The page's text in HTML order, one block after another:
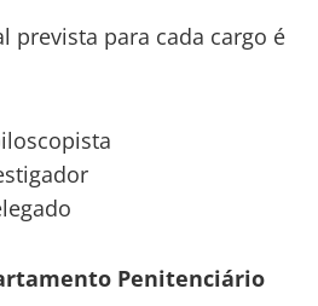
prevista para cada cargo é
Penitenciário